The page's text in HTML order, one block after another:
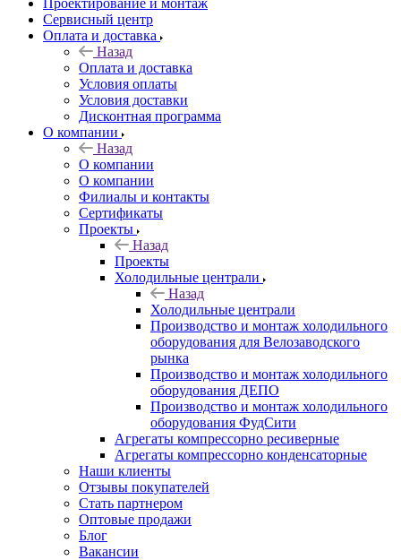
Проектирование и монтаж
Сервисный центр
Оплата и доставка
Назад
Оплата и доставка
Условия оплаты
Условия доставки
Дисконтная программа
О компании
Назад
О компании
О компании
Филиалы и контакты
Сертификаты
Проекты
Назад
Проекты
Холодильные централи
Назад
Холодильные централи
Производство и монтаж холодильного
оборудования для Велозаводского
рынка
Производство и монтаж холодильного
оборудования ДЕПО
Производство и монтаж холодильного
оборудования ФудСити
Агрегаты компрессорно ресиверные
Агрегаты компрессорно конденсаторные
Наши клиенты
Отзывы покупателей
Стать партнером
Оптовые продажи
Блог
Вакансии